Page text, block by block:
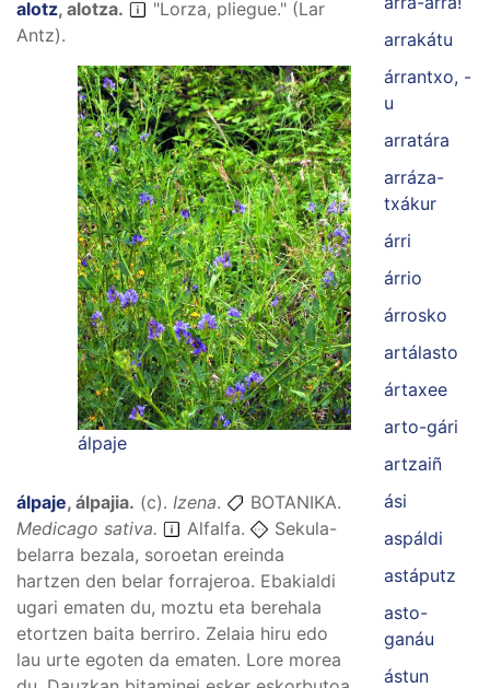
alotz, alotza.
"Lorza, pliegue." (Lar
Antz).
álpaje
álpaje, álpajia. (c). Izena.
BOTANIKA.
Medicago sativa.
Alfalfa.
Sekula-
belarra bezala, soroetan ereinda
hartzen den belar forrajeroa. Ebakialdi
ugari ematen du, moztu eta berehala
etortzen baita berriro. Zelaia hiru edo
lau urte egoten da ematen. Lore morea
arrakátu
árrantxo, -
u
arratára
arráza-
txákur
árri
árrio
árrosko
artálasto
ártaxee
arto-gári
artzaiñ
ási
aspáldi
astáputz
asto-
ganáu
ástun